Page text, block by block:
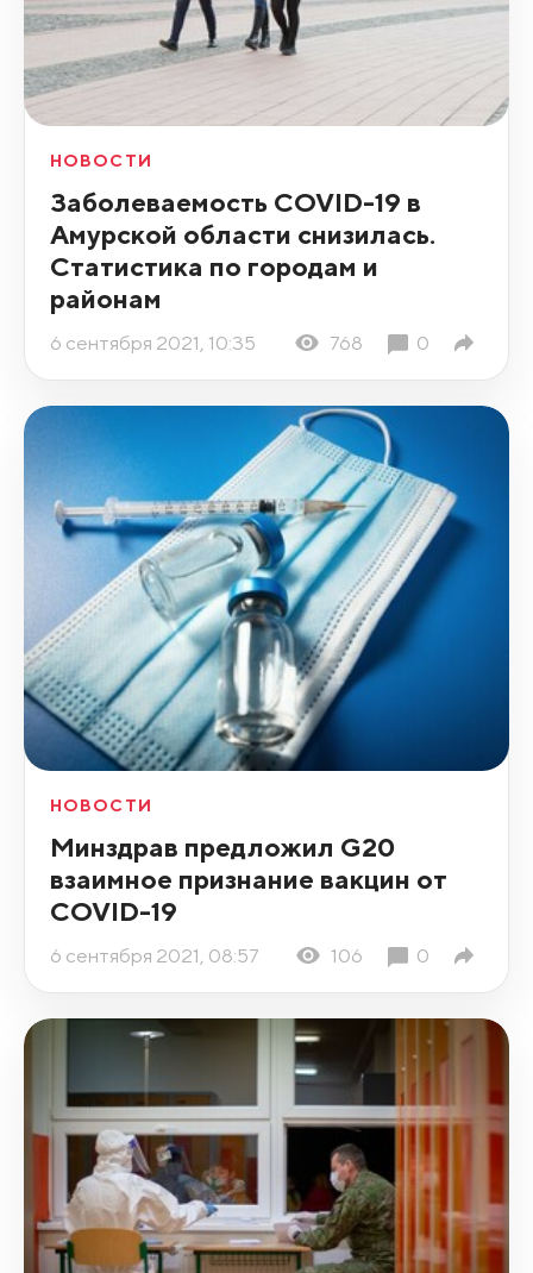
НОВОСТИ
Заболеваемость COVID-19 в
Амурской области снизилась.
Статистика по городам и
районам
6 сентября 2021, 10:35 768 0
НОВОСТИ
Минздрав предложил G20
взаимное признание вакцин от
COVID-19
6 сентября 2021, 08:57 106 0